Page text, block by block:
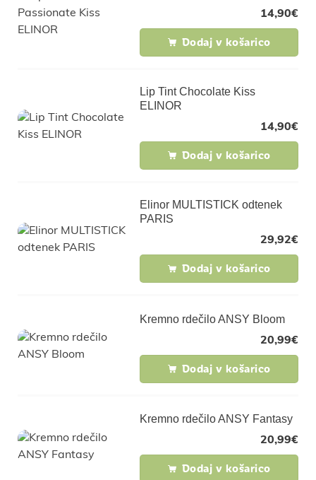
14,90€
Dodaj v košarico
Lip Tint Chocolate Kiss
ELINOR
14,90€
Dodaj v košarico
Elinor MULTISTICK odtenek
PARIS
29,92€
Dodaj v košarico
Kremno rdečilo ANSY Bloom
20,99€
Dodaj v košarico
Kremno rdečilo ANSY Fantasy
20,99€
Dodaj v košarico